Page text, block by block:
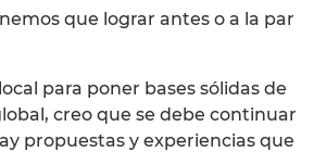
que lograr antes o a la par
para poner bases sólidas de
creo que se debe continuar
propuestas y experiencias que